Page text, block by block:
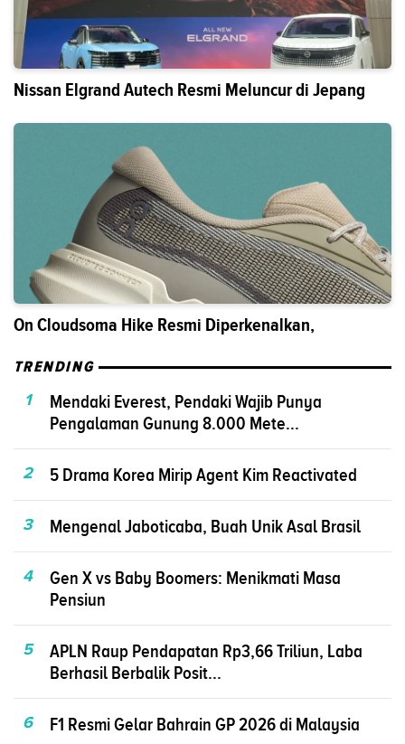
Nissan Elgrand Autech Resmi Meluncur di Jepang
On Cloudsoma Hike Resmi Diperkenalkan,
TRENDING
1
Mendaki Everest, Pendaki Wajib Punya
Pengalaman Gunung 8.000 Mete...
2 5 Drama Korea Mirip Agent Kim Reactivated
3 Mengenal Jaboticaba, Buah Unik Asal Brasil
4
Gen X vs Baby Boomers: Menikmati Masa
Pensiun
5
APLN Raup Pendapatan Rp3,66 Triliun, Laba
Berhasil Berbalik Posit...
6 F1 Resmi Gelar Bahrain GP 2026 di Malaysia